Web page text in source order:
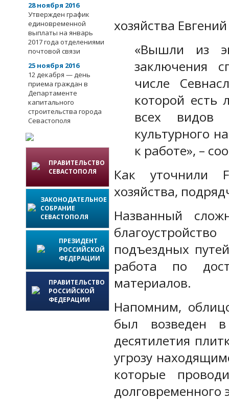
28 ноября 2016
Утвержден график
единовременной
выплаты на январь
2017 года отделениями
почтовой связи
25 ноября 2016
12 декабря — день
приема граждан в
Департаменте
капитального
строительства города
Севастополя
ПРАВИТЕЛЬСТВО
СЕВАСТОПОЛЯ
ЗАКОНОДАТЕЛЬНОЕ
СОБРАНИЕ
СЕВАСТОПОЛЯ
ПРЕЗИДЕНТ
РОССИЙСКОЙ
ФЕДЕРАЦИИ
ПРАВИТЕЛЬСТВО
РОССИЙСКОЙ
ФЕДЕРАЦИИ
хозяйства
«Вышли из
заключения
числе
которой есть
всех видов
культурного
к работе», –
Как уточнили
хозяйства,
Названный
подъездных
работа по
материалов.
Напомним,
был возведен
десятилетия
угрозу
которые
долговременного